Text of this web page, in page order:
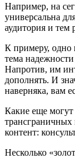
Например, на
универсальна
аудитория и
К примеру, одно
тема
Напротив, им
дополнять. И
наверняка, вам
Какие еще
контент:
Несколько